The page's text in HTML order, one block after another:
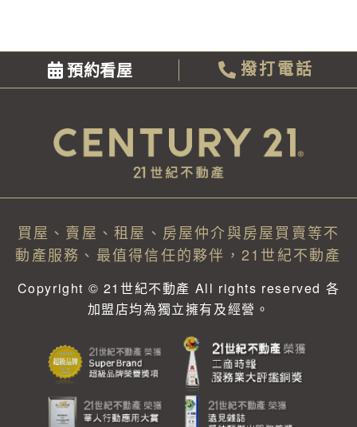
預約看屋 撥打電話
買屋、賣屋、租屋、房屋仲介與房屋買賣等不
動產服務、最值得信任的夥伴，21世紀不動產
Copyright © 21世紀不動產 All rights reserved 各
加盟店均為獨立擁有及經營。